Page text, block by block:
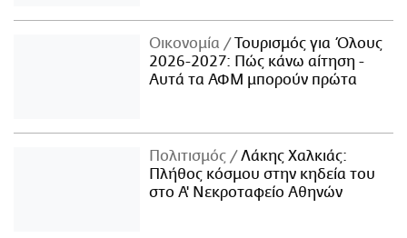
Οικονομία
Τουρισμός για Όλους
2026-2027: Πώς κάνω αίτηση -
Αυτά τα ΑΦΜ μπορούν πρώτα
Πολιτισμός
Λάκης Χαλκιάς:
Πλήθος κόσμου στην κηδεία του
στο Α' Νεκροταφείο Αθηνών